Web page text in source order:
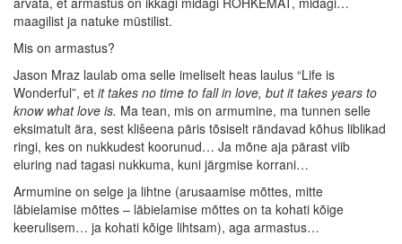
maagilist ja natuke müstilist.
Mis on armastus?
Jason Mraz laulab oma selle imeliselt heas laulus “Life is
Wonderful”, et it takes no time to fall in love, but it takes years to
know what love is. Ma tean, mis on armumine, ma tunnen selle
eksimatult ära, sest klišeena päris tõsiselt rändavad kõhus liblikad
ringi, kes on nukkudest koorunud… Ja mõne aja pärast viib
eluring nad tagasi nukkuma, kuni järgmise korrani…
Armumine on selge ja lihtne (arusaamise mõttes, mitte
läbielamise mõttes – läbielamise mõttes on ta kohati kõige
keerulisem… ja kohati kõige lihtsam), aga armastus…